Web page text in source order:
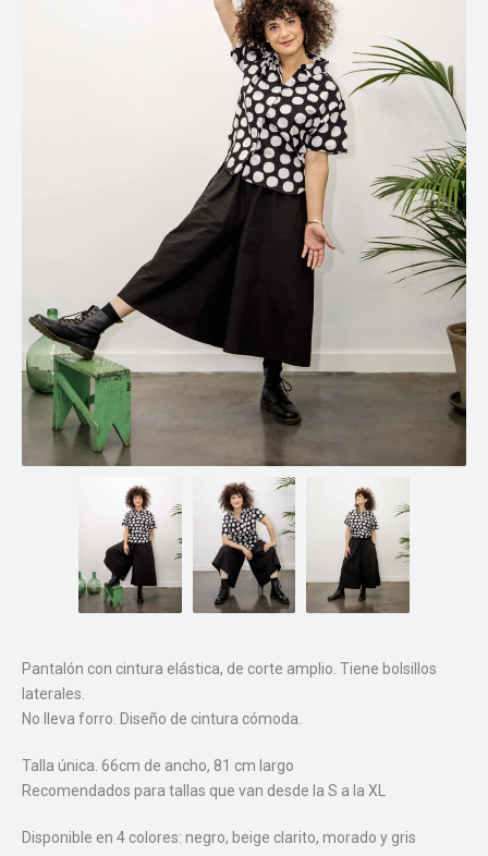
Pantalón con cintura elástica, de corte amplio. Tiene bolsillos
laterales.
No lleva forro. Diseño de cintura cómoda.
Talla única. 66cm de ancho, 81 cm largo
Recomendados para tallas que van desde la S a la XL
Disponible en 4 colores: negro, beige clarito, morado y gris